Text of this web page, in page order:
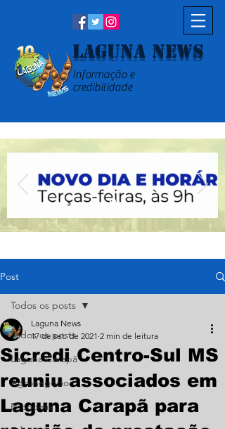
Laguna News
Informação e
credibilidade
Post
Todos os posts
Laguna Carapã
Agronegócio
Economia
Todos os posts
Sicredi Centro-Sul MS
reuniu associados em
Laguna Carapã para
Laguna News
17 de set. de 2021 2 min de leitura